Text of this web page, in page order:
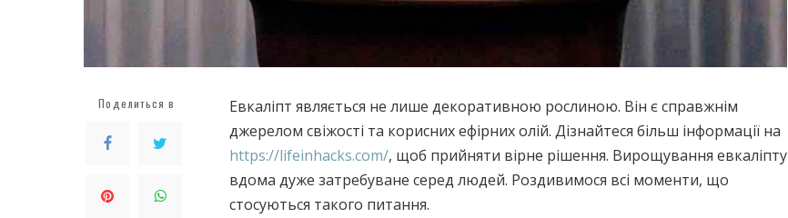
Поделиться в
Евкаліпт являється не лише декоративною рослиною. Він є справжнім
джерелом свіжості та корисних ефірних олій. Дізнайтеся більш інформації на
https://lifeinhacks.com/, щоб прийняти вірне рішення. Вирощування евкаліпту
вдома дуже затребуване серед людей. Роздивимося всі моменти, що
стосуються такого питання.